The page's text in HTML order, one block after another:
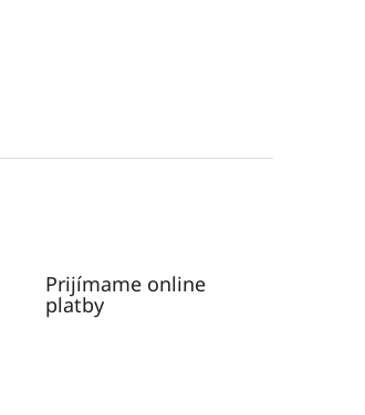
Prijímame online
platby